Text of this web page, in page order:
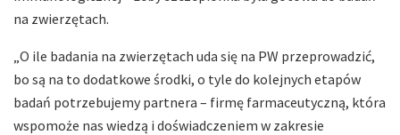
na zwierzętach.
„O ile badania na zwierzętach uda się na PW przeprowadzić,
bo są na to dodatkowe środki, o tyle do kolejnych etapów
badań potrzebujemy partnera – firmę farmaceutyczną, która
wspomoże nas wiedzą i doświadczeniem w zakresie